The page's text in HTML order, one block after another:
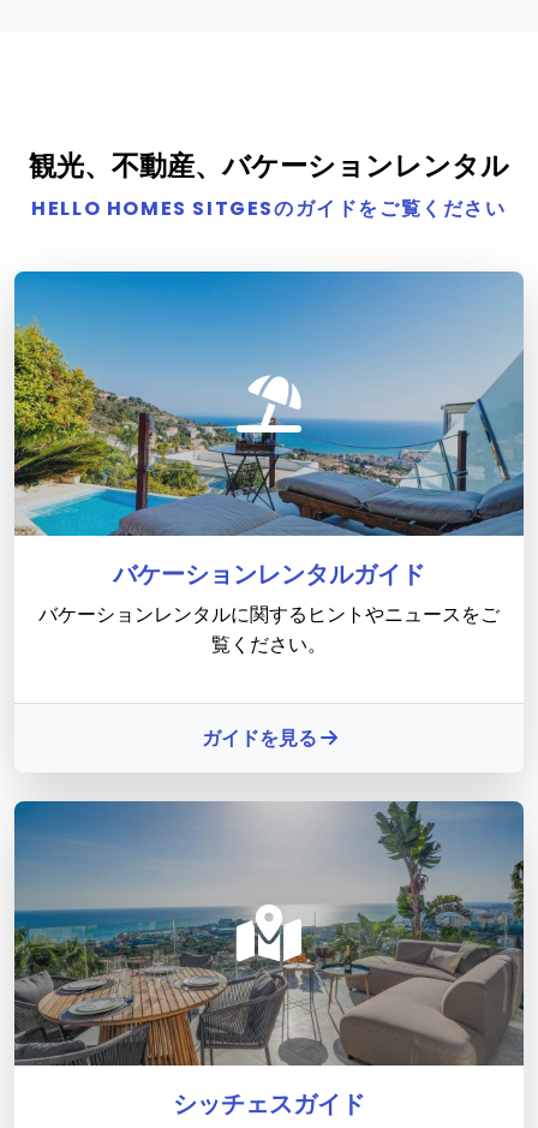
観光、不動産、バケーションレンタル
HELLO HOMES SITGESのガイドをご覧ください
バケーションレンタルガイド
バケーションレンタルに関するヒントやニュースをご
覧ください。
ガイドを見る
シッチェスガイド